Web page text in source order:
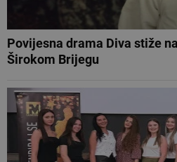
Povijesna drama Diva stiže
Širokom Brijegu